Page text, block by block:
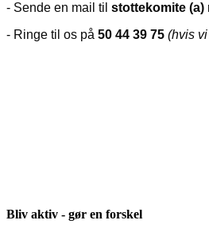
- Sende en mail til stottekomite (a)
- Ringe til os på 50 44 39 75 (hvis
Bliv aktiv - gør en forskel